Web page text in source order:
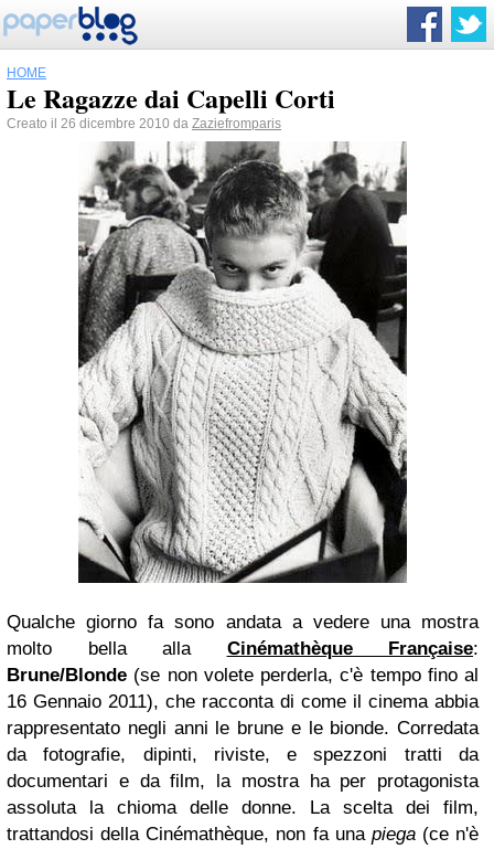
HOME
Le Ragazze dai Capelli Corti
Creato il 26 dicembre 2010 da Zaziefromparis
Qualche giorno fa sono andata a vedere una mostra
molto bella alla Cinémathèque Française:
Brune/Blonde (se non volete perderla, c'è tempo fino al
16 Gennaio 2011), che racconta di come il cinema abbia
rappresentato negli anni le brune e le bionde. Corredata
da fotografie, dipinti, riviste, e spezzoni tratti da
documentari e da film, la mostra ha per protagonista
assoluta la chioma delle donne. La scelta dei film,
trattandosi della Cinémathèque, non fa una piega(ce n'è